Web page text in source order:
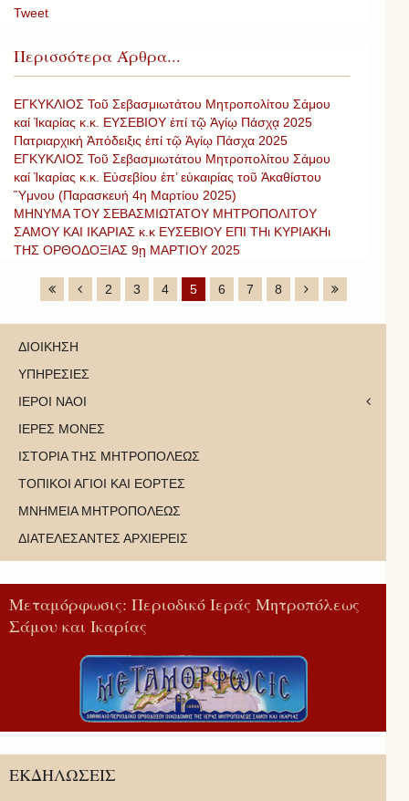
Tweet
Περισσότερα Άρθρα...
ΕΓΚΥΚΛΙΟΣ Τοῦ Σεβασμιωτάτου Μητροπολίτου Σάμου
καί Ἰκαρίας κ.κ. ΕΥΣΕΒΙΟΥ ἐπί τῷ Ἁγίῳ Πάσχᾳ 2025
Πατριαρχική Ἀπόδειξις ἐπί τῷ Ἁγίῳ Πάσχα 2025
ΕΓΚΥΚΛΙΟΣ Τοῦ Σεβασμιωτάτου Μητροπολίτου Σάμου
καί Ἰκαρίας κ.κ. Εὐσεβίου ἐπ’ εὐκαιρίας τοῦ Ἀκαθίστου
Ὕμνου (Παρασκευή 4η Μαρτίου 2025)
ΜΗΝΥΜΑ ΤΟΥ ΣΕΒΑΣΜΙΩΤΑΤΟΥ ΜΗΤΡΟΠΟΛΙΤΟΥ
ΣΑΜΟΥ ΚΑΙ ΙΚΑΡΙΑΣ κ.κ ΕΥΣΕΒΙΟΥ ΕΠΙ ΤΗι ΚΥΡΙΑΚΗι
ΤΗΣ ΟΡΘΟΔΟΞΙΑΣ 9ῃ ΜΑΡΤΙΟΥ 2025
2 3 4 5 6 7 8
ΔΙΟΙΚΗΣΗ
ΥΠΗΡΕΣΙΕΣ
ΙΕΡΟΙ ΝΑΟΙ
ΙΕΡΕΣ ΜΟΝΕΣ
ΙΣΤΟΡΙΑ ΤΗΣ ΜΗΤΡΟΠΟΛΕΩΣ
ΤΟΠΙΚΟΙ ΑΓΙΟΙ ΚΑΙ ΕΟΡΤΕΣ
ΜΝΗΜΕΙΑ ΜΗΤΡΟΠΟΛΕΩΣ
ΔΙΑΤΕΛΕΣΑΝΤΕΣ ΑΡΧΙΕΡΕΙΣ
Μεταμόρφωσις: Περιοδικό Ιεράς Μητροπόλεως
Σάμου και Ικαρίας
ΕΚΔΗΛΩΣΕΙΣ